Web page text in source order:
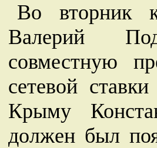
Во вторник
Валерий
совместную
сетевой
Крыму
должен был